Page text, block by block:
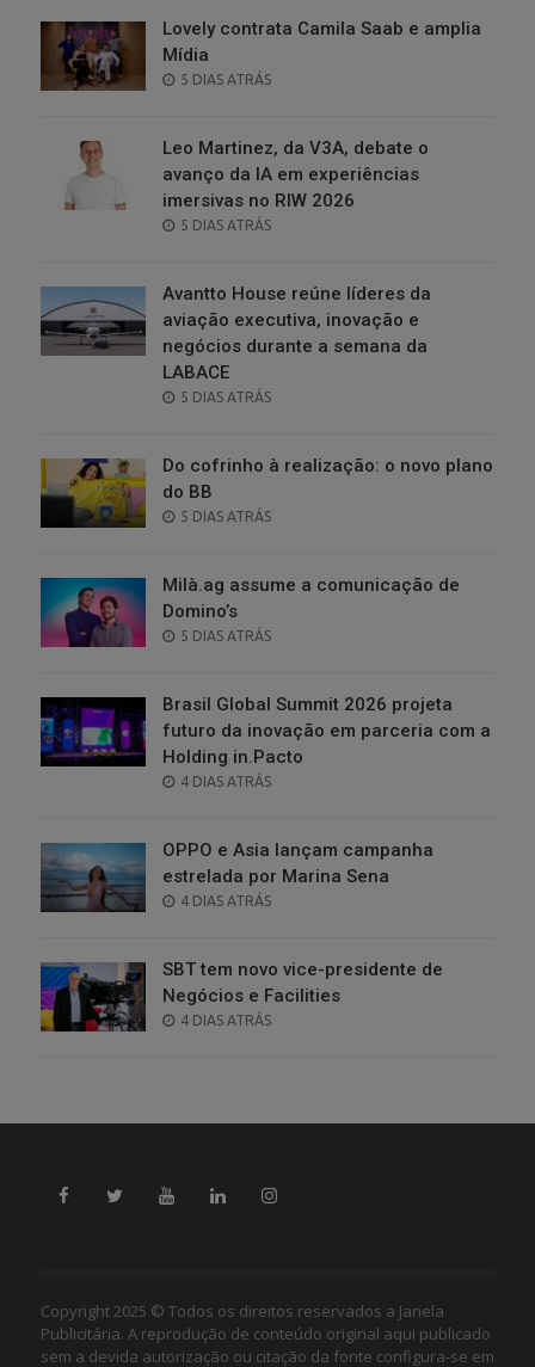
Lovely contrata Camila Saab e amplia
Mídia
POSTED
5 DIAS ATRÁS
Leo Martinez, da V3A, debate o
avanço da IA em experiências
imersivas no RIW 2026
POSTED
5 DIAS ATRÁS
Avantto House reúne líderes da
aviação executiva, inovação e
negócios durante a semana da
LABACE
POSTED
5 DIAS ATRÁS
Do cofrinho à realização: o novo plano
do BB
POSTED
5 DIAS ATRÁS
Milà.ag assume a comunicação de
Domino’s
POSTED
5 DIAS ATRÁS
Brasil Global Summit 2026 projeta
futuro da inovação em parceria com a
Holding in.Pacto
POSTED
4 DIAS ATRÁS
OPPO e Asia lançam campanha
estrelada por Marina Sena
POSTED
4 DIAS ATRÁS
SBT tem novo vice-presidente de
Negócios e Facilities
POSTED
4 DIAS ATRÁS
Copyright 2025 © Todos os direitos reservados a Janela
Publicitária. A reprodução de conteúdo original aqui publicado
sem a devida autorização ou citação da fonte configura-se em